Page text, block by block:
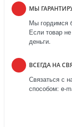
МЫ
Мы гордимся
Если товар
деньги.
ВСЕГДА НА
Связаться с
способом: e-